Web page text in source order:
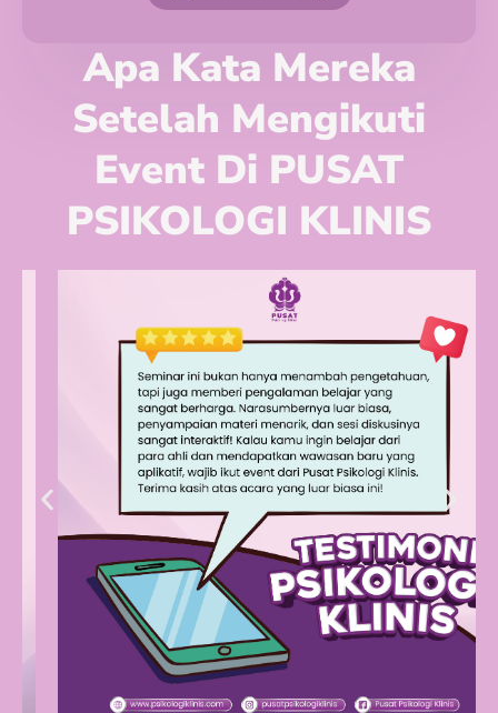
Apa Kata Mereka
Setelah Mengikuti
Event Di PUSAT
PSIKOLOGI KLINIS